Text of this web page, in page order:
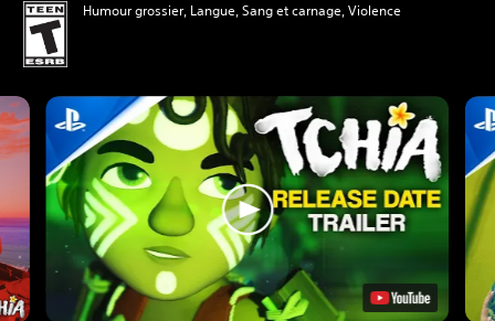
Humour grossier, Langue, Sang et carnage, Violence